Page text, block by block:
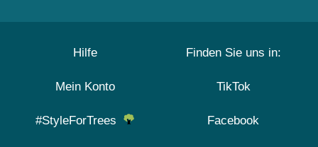
Hilfe
Mein Konto
#StyleForTrees
Finden Sie uns in:
TikTok
Facebook